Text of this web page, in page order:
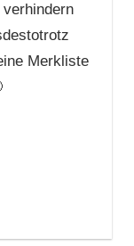
Merkliste